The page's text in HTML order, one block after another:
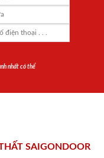
nhất có thể
SAIGONDOOR